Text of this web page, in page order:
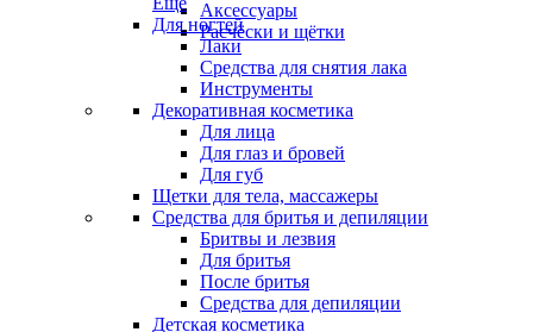
Аксессуары
Расчёски и щётки
Для ногтей
Лаки
Средства для снятия лака
Инструменты
Декоративная косметика
Для лица
Для глаз и бровей
Для губ
Щетки для тела, массажеры
Средства для бритья и депиляции
Бритвы и лезвия
Для бритья
После бритья
Средства для депиляции
Детская косметика